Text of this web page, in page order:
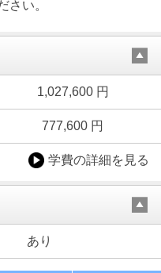
さい。
1,027,600 円
777,600 円
学費の詳細を見る
あり